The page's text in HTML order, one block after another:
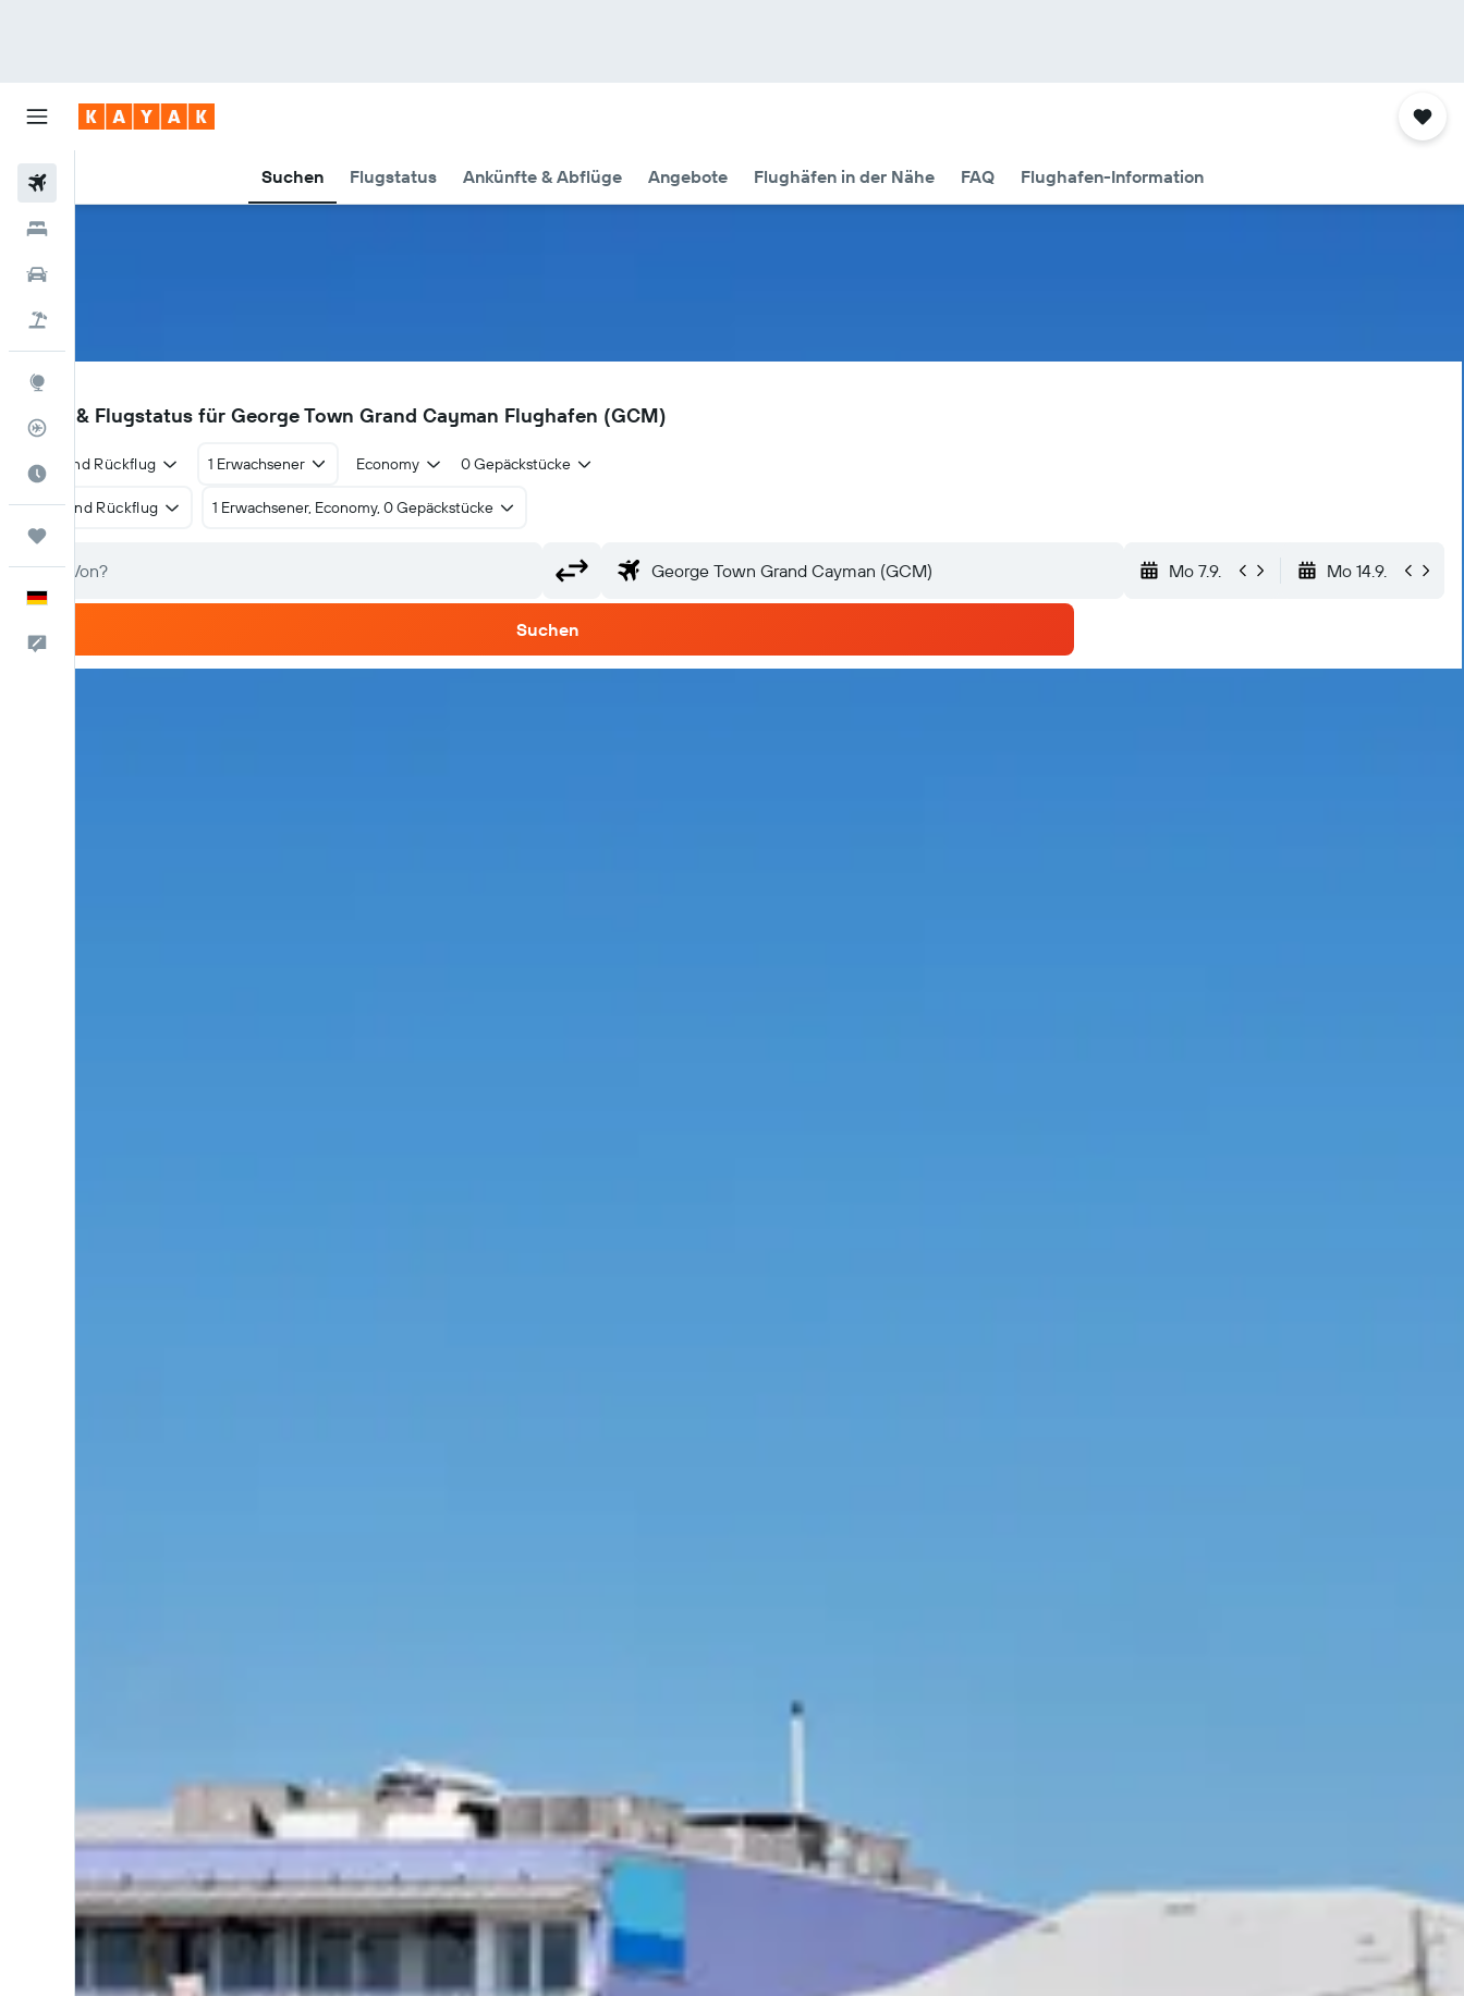
Suchen Flugstatus Ankünfte & Abflüge Angebote Flughäfen in der Nähe FAQ Flughafen-Information
Flugstatus
Die beste Zeit zum Reisen
GCM
Flüge & Flugstatus für George Town Grand Cayman Flughafen (GCM)
Hin- und Rückflug 1 Erwachsener Economy 0 Gepäckstücke
Hin- und Rückflug 1 Erwachsener, Economy, 0 Gepäckstücke
Mo 7.9. Mo 14.9.
Suchen